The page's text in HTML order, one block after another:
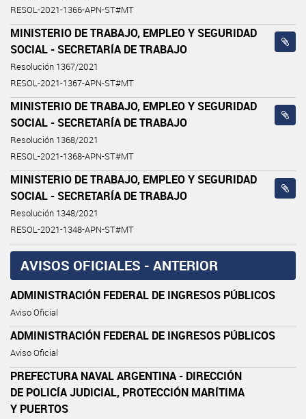
RESOL-2021-1366-APN-ST#MT
MINISTERIO DE TRABAJO, EMPLEO Y SEGURIDAD
SOCIAL - SECRETARÍA DE TRABAJO
Resolución 1367/2021
RESOL-2021-1367-APN-ST#MT
MINISTERIO DE TRABAJO, EMPLEO Y SEGURIDAD
SOCIAL - SECRETARÍA DE TRABAJO
Resolución 1368/2021
RESOL-2021-1368-APN-ST#MT
MINISTERIO DE TRABAJO, EMPLEO Y SEGURIDAD
SOCIAL - SECRETARÍA DE TRABAJO
Resolución 1348/2021
RESOL-2021-1348-APN-ST#MT
AVISOS OFICIALES - ANTERIOR
ADMINISTRACIÓN FEDERAL DE INGRESOS PÚBLICOS
Aviso Oficial
ADMINISTRACIÓN FEDERAL DE INGRESOS PÚBLICOS
Aviso Oficial
PREFECTURA NAVAL ARGENTINA - DIRECCIÓN
DE POLICÍA JUDICIAL, PROTECCIÓN MARÍTIMA
Y PUERTOS